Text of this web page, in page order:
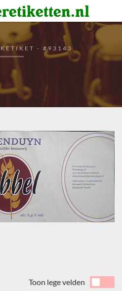
- #93143
Toon lege velden